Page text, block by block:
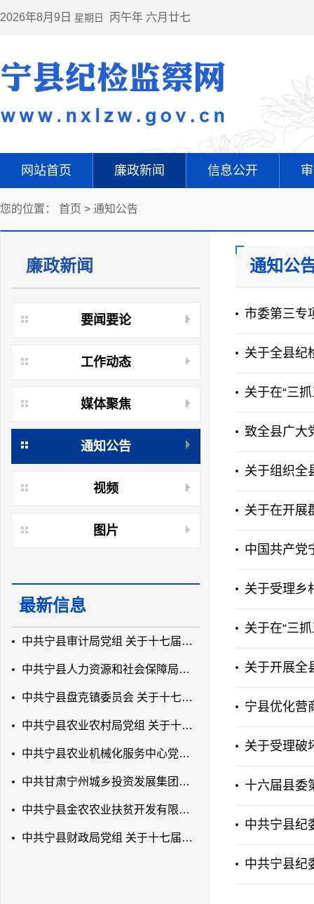
2026年8月9日 星期日 丙午年 六月廿七
网站首页 廉政新闻 信息公开
您的位置： 首页 > 通知公告
廉政新闻
要闻要论
工作动态
媒体聚焦
通知公告
视频
图片
最新信息
中共宁县审计局党组 关于十七届县委第七轮巡察反馈意见整改落实进展情况的通报
中共宁县人力资源和社会保障局党组 关于十七届县委第七轮巡察反馈意见整改落实进展情况的通报
中共宁县盘克镇委员会 关于十七届县委第七轮巡察反馈意见整改落实进展情况的通报
中共宁县农业农村局党组 关于十七届县委第七轮巡察反馈意见整改落实进展情况的通报
中共宁县农业机械化服务中心党支部 关于十七届县委第七轮巡察反馈意见整改落实进展情况的通报
中共甘肃宁州城乡投资发展集团有限公司党支部 关于十七届县委第七轮巡察反馈意见 整改落实进展情况的通报
中共宁县金农农业扶贫开发有限公司党支部 关于十七届县委第七轮巡察反馈意见整改 落实进展情况的通报
中共宁县财政局党组 关于十七届县委第七轮巡察反馈意见整改落实进展情况的通报
通知公
市委第三专
关于全县纪
关于在“三
致全县广大
关于组织全
关于在开展
中国共产党
关于受理乡
关于在“三
关于开展全
宁县优化营
关于受理破
十六届县委
中共宁县纪
中共宁县纪